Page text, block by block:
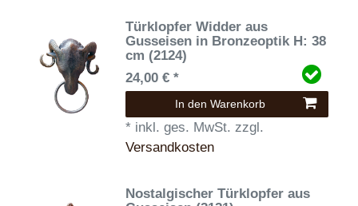
Türklopfer Widder aus
Gusseisen in Bronzeoptik H: 38
cm (2124)
24,00 € *
In den Warenkorb
* inkl. ges. MwSt. zzgl.
Versandkosten
Nostalgischer Türklopfer aus